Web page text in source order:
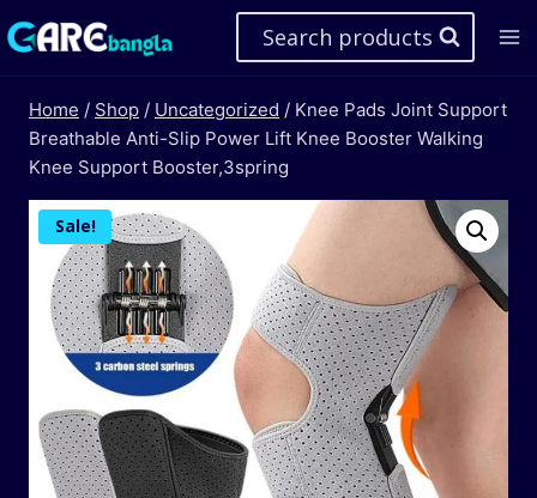
Skip
to
Search products
Home / Shop / Uncategorized / Knee Pads Joint Support
Breathable Anti-Slip Power Lift Knee Booster Walking
Knee Support Booster,3spring
Sale!